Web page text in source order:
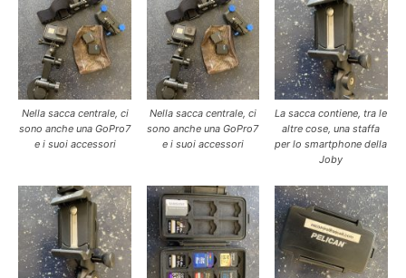
Nella sacca centrale, ci
sono anche una GoPro7
e i suoi accessori
Nella sacca centrale, ci
sono anche una GoPro7
e i suoi accessori
La sacca contiene, tra le
altre cose, una staffa
per lo smartphone della
Joby